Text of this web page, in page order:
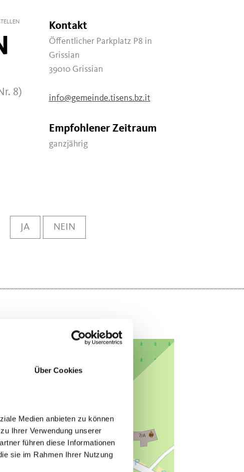
Über Cookies
Medien anbieten zu können
Ihrer Verwendung unserer
führen diese Informationen
sie im Rahmen Ihrer Nutzung
8)
Kontakt
Öffentlicher Parkplatz P8 in
Grissian
39010 Grissian
info@gemeinde.tisens.bz.it
Empfohlener Zeitraum
ganzjährig
JA NEIN